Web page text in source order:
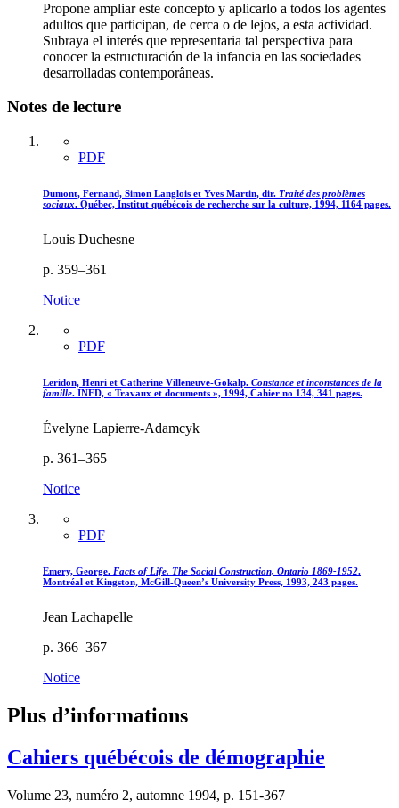
Propone ampliar este concepto y aplicarlo a todos los agentes
adultos que participan, de cerca o de lejos, a esta actividad.
Subraya el interés que representaria tal perspectiva para
conocer la estructuración de la infancia en las sociedades
desarrolladas contemporâneas.
Notes de lecture
PDF
Dumont, Fernand, Simon Langlois et Yves Martin, dir. Traité des problèmes
sociaux. Québec, Institut québécois de recherche sur la culture, 1994, 1164 pages.
Louis Duchesne
p. 359–361
Notice
PDF
Leridon, Henri et Catherine Villeneuve-Gokalp. Constance et inconstances de la
famille. INED, « Travaux et documents », 1994, Cahier no 134, 341 pages.
Évelyne Lapierre-Adamcyk
p. 361–365
Notice
PDF
Emery, George. Facts of Life. The Social Construction, Ontario 1869-1952.
Montréal et Kingston, McGill-Queen’s University Press, 1993, 243 pages.
Jean Lachapelle
p. 366–367
Notice
Plus d’informations
Cahiers québécois de démographie
Volume 23, numéro 2, automne 1994, p. 151-367